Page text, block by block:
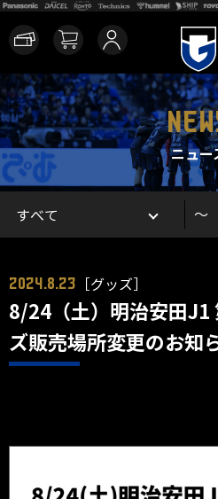
ニュー
～
2024.8.23 ［グッズ］
8/24（土）明治安田J1
ズ販売場所変更のお知